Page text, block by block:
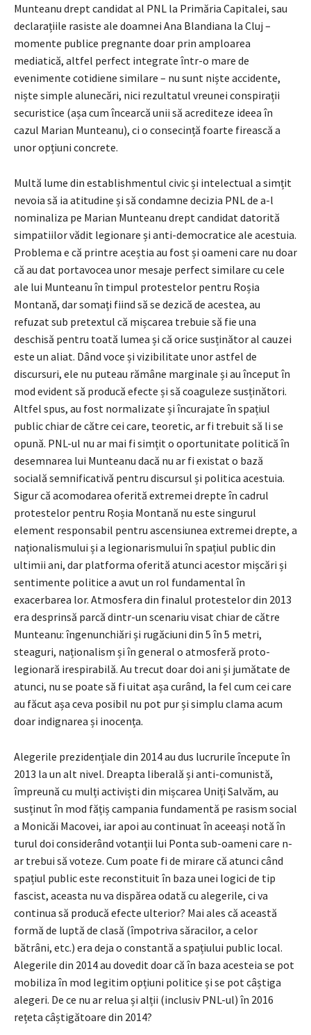
Munteanu drept candidat al PNL la Primăria Capitalei, sau
declarațiile rasiste ale doamnei Ana Blandiana la Cluj –
momente publice pregnante doar prin amploarea
mediatică, altfel perfect integrate într-o mare de
evenimente cotidiene similare – nu sunt niște accidente,
niște simple alunecări, nici rezultatul vreunei conspirații
securistice (așa cum încearcă unii să acrediteze ideea în
cazul Marian Munteanu), ci o consecință foarte firească a
unor opțiuni concrete.
Multă lume din establishmentul civic și intelectual a simțit
nevoia să ia atitudine și să condamne decizia PNL de a-l
nominaliza pe Marian Munteanu drept candidat datorită
simpatiilor vădit legionare și anti-democratice ale acestuia.
Problema e că printre aceștia au fost și oameni care nu doar
că au dat portavocea unor mesaje perfect similare cu cele
ale lui Munteanu în timpul protestelor pentru Roșia
Montană, dar somați fiind să se dezică de acestea, au
refuzat sub pretextul că mișcarea trebuie să fie una
deschisă pentru toată lumea și că orice susținător al cauzei
este un aliat. Dând voce și vizibilitate unor astfel de
discursuri, ele nu puteau rămâne marginale și au început în
mod evident să producă efecte și să coaguleze susținători.
Altfel spus, au fost normalizate și încurajate în spațiul
public chiar de către cei care, teoretic, ar fi trebuit să li se
opună. PNL-ul nu ar mai fi simțit o oportunitate politică în
desemnarea lui Munteanu dacă nu ar fi existat o bază
socială semnificativă pentru discursul și politica acestuia.
Sigur că acomodarea oferită extremei drepte în cadrul
protestelor pentru Roșia Montană nu este singurul
element responsabil pentru ascensiunea extremei drepte, a
naționalismului și a legionarismului în spațiul public din
ultimii ani, dar platforma oferită atunci acestor mișcări și
sentimente politice a avut un rol fundamental în
exacerbarea lor. Atmosfera din finalul protestelor din 2013
era desprinsă parcă dintr-un scenariu visat chiar de către
Munteanu: îngenunchiări și rugăciuni din 5 în 5 metri,
steaguri, naționalism și în general o atmosferă proto-
legionară irespirabilă. Au trecut doar doi ani și jumătate de
atunci, nu se poate să fi uitat așa curând, la fel cum cei care
au făcut așa ceva posibil nu pot pur și simplu clama acum
doar indignarea și inocența.
Alegerile prezidențiale din 2014 au dus lucrurile începute în
2013 la un alt nivel. Dreapta liberală și anti-comunistă,
împreună cu mulți activiști din mișcarea Uniți Salvăm, au
susținut în mod fățiș campania fundamentă pe rasism social
a Monicăi Macovei, iar apoi au continuat în aceeași notă în
turul doi considerând votanții lui Ponta sub-oameni care n-
ar trebui să voteze. Cum poate fi de mirare că atunci când
spațiul public este reconstituit în baza unei logici de tip
fascist, aceasta nu va dispărea odată cu alegerile, ci va
continua să producă efecte ulterior? Mai ales că această
formă de luptă de clasă (împotriva săracilor, a celor
bătrâni, etc.) era deja o constantă a spațiului public local.
Alegerile din 2014 au dovedit doar că în baza acesteia se pot
mobiliza în mod legitim opțiuni politice și se pot câștiga
alegeri. De ce nu ar relua și alții (inclusiv PNL-ul) în 2016
rețeta câștigătoare din 2014?